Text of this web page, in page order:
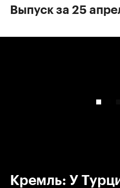
Выпуск за 25
Кремль: У